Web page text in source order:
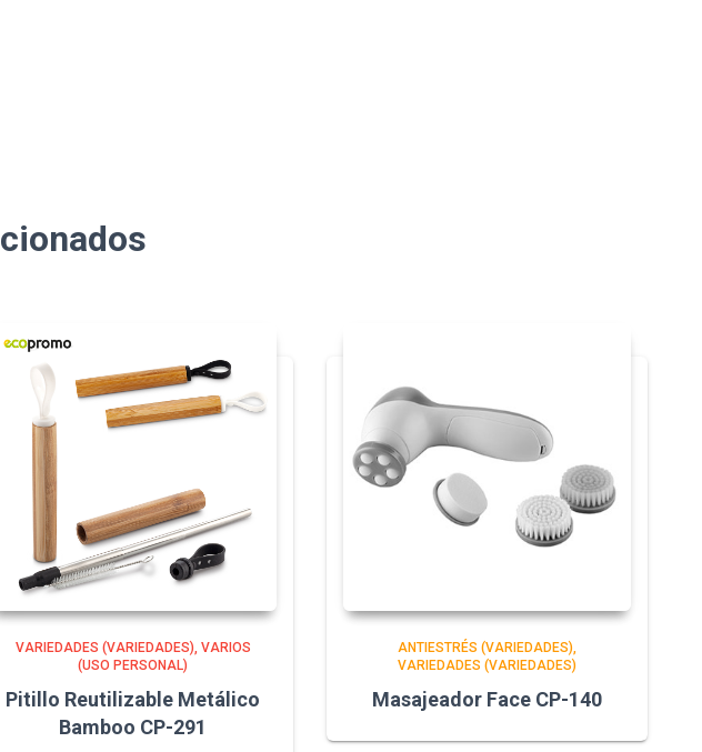
VARIEDADES (VARIEDADES) VARIOS
(USO PERSONAL)
Pitillo Reutilizable Metálico
Bamboo CP-291
ANTIESTRÉS (VARIEDADES)
VARIEDADES (VARIEDADES)
Masajeador Face CP-140